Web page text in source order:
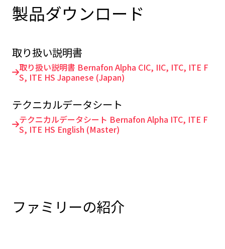
製品ダウンロード
取り扱い説明書
取り扱い説明書 Bernafon Alpha CIC, IIC, ITC, ITE F
S, ITE HS Japanese (Japan)
テクニカルデータシート
テクニカルデータシート Bernafon Alpha ITC, ITE F
S, ITE HS English (Master)
ファミリーの紹介